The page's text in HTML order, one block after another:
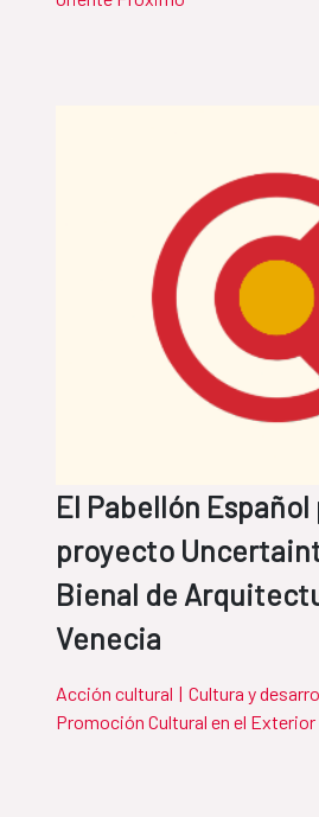
El Pabellón
proyecto
Bienal de
Venecia
Acción cultural | Cultura y
Promoción Cultural en el Exterior